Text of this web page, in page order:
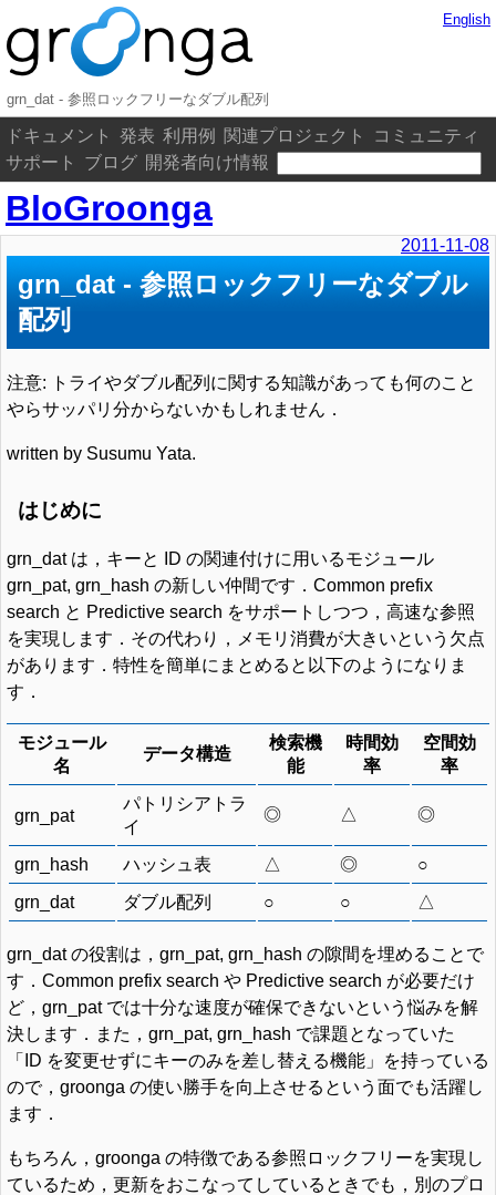
grn_dat - 参照ロックフリーなダブル配列
ドキュメント 発表 利用例 関連プロジェクト
コミュニティ
サポート
ブログ 開発者向け情報
English
BloGroonga
2011-11-08
grn_dat - 参照ロックフリーなダブル
配列
注意: トライやダブル配列に関する知識があっても何のこと
やらサッパリ分からないかもしれません．
written by Susumu Yata.
はじめに
grn_dat は，キーと ID の関連付けに用いるモジュール
grn_pat, grn_hash の新しい仲間です．Common prefix
search と Predictive search をサポートしつつ，高速な参照
を実現します．その代わり，メモリ消費が大きいという欠点
があります．特性を簡単にまとめると以下のようになりま
す．
モジュール
名
データ構造
検索機
能
時間効
率
空間効
率
grn_pat
パトリシアトラ
イ
◎ △ ◎
grn_hash ハッシュ表 △ ◎
○
grn_dat
ダブル配列 ○ ○ △
grn_dat の役割は，grn_pat, grn_hash の隙間を埋めることで
す．Common prefix search や Predictive search が必要だけ
ど，grn_pat では十分な速度が確保できないという悩みを解
決します．また，grn_pat, grn_hash で課題となっていた
「ID を変更せずにキーのみを差し替える機能」を持っている
ので，groonga の使い勝手を向上させるという面でも活躍し
ます．
もちろん，groonga の特徴である参照ロックフリーを実現し
ているため，更新をおこなってしているときでも，別のプロ